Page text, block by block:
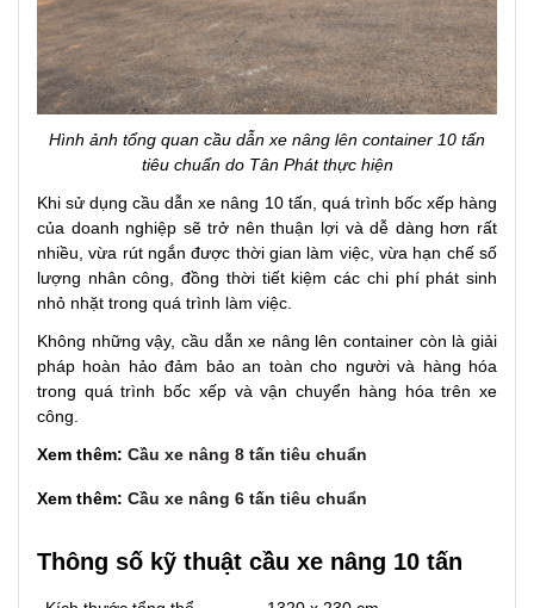
Hình ảnh tổng quan cầu dẫn xe nâng lên container 10 tấn
tiêu chuẩn do Tân Phát thực hiện
Khi sử dụng cầu dẫn xe nâng 10 tấn, quá trình bốc xếp hàng
của doanh nghiệp sẽ trở nên thuận lợi và dễ dàng hơn rất
nhiều, vừa rút ngắn được thời gian làm việc, vừa hạn chế số
lượng nhân công, đồng thời tiết kiệm các chi phí phát sinh
nhỏ nhặt trong quá trình làm việc.
Không những vậy, cầu dẫn xe nâng lên container còn là giải
pháp hoàn hảo đảm bảo an toàn cho người và hàng hóa
trong quá trình bốc xếp và vận chuyển hàng hóa trên xe
công.
Xem thêm: Cầu xe nâng 8 tấn tiêu chuẩn
Xem thêm: Cầu xe nâng 6 tấn tiêu chuẩn
Thông số kỹ thuật cầu xe nâng 10 tấn